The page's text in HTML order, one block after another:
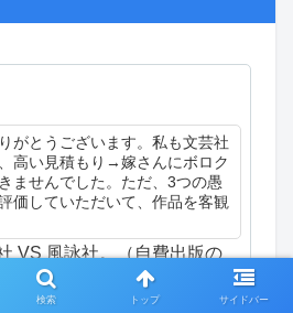
がとうございます。私も文芸社
高い見積もり→嫁さんにボロク
ませんでした。ただ、3つの愚
価していただいて、作品を客観
VS 風詠社。（自費出版の
検索 トップ サイドバー